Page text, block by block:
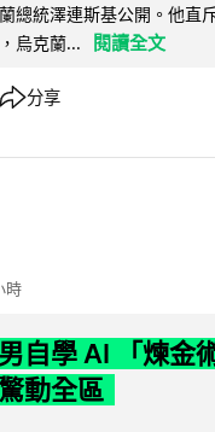
總統澤連斯基公開。他直
烏克蘭...
閱讀全文
分享
時
自學 AI 「煉金
動全區